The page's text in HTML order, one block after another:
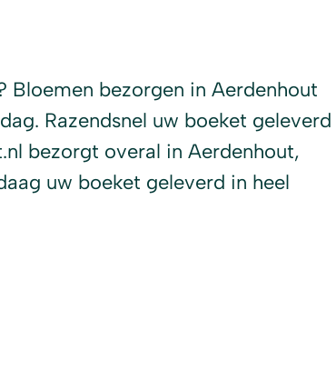
Bloemen bezorgen in Aerdenhout
Razendsnel uw boeket geleverd
bezorgt overal in Aerdenhout,
uw boeket geleverd in heel